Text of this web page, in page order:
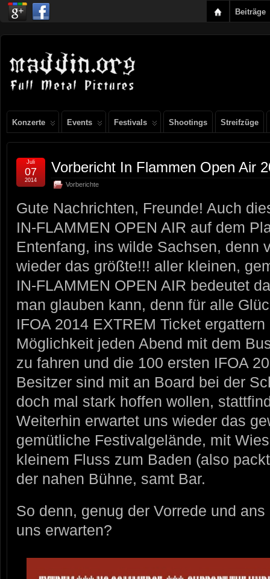
Beiträge
Konzerte Events Festivals Shootings Streifzüge
Vorbericht In Flammen Open Air
Vorberichte
Juli
07
2014
Gute Nachrichten, Freunde! Auch
IN-FLAMMEN OPEN AIR auf dem
Entenfang, ins wilde Sachsen, denn
wieder das größte!!! aller kleinen,
IN-FLAMMEN OPEN AIR bedeutet
man glauben kann, denn für alle
IFOA 2014 EXTREM Ticket
Möglichkeit jeden Abend mit dem
zu fahren und die 100 ersten IFOA
Besitzer sind mit an Board bei der
doch mal stark hoffen wollen,
Weiterhin erwartet uns wieder das
gemütliche Festivalgelände, mit
kleinem Fluss zum Baden (also
der nahen Bühne, samt Bar.
So denn, genug der Vorrede und
uns erwarten?